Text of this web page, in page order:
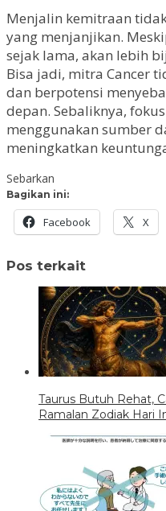
Menjalin kemitraan
yang menjanjikan.
sejak lama, akan lebih
Bisa jadi, mitra Cancer
dan berpotensi
depan. Sebaliknya,
menggunakan sumber
meningkatkan
Sebarkan
Bagikan ini:
Facebook X
Pos terkait
Taurus Butuh Rehat,
Ramalan Zodiak Hari